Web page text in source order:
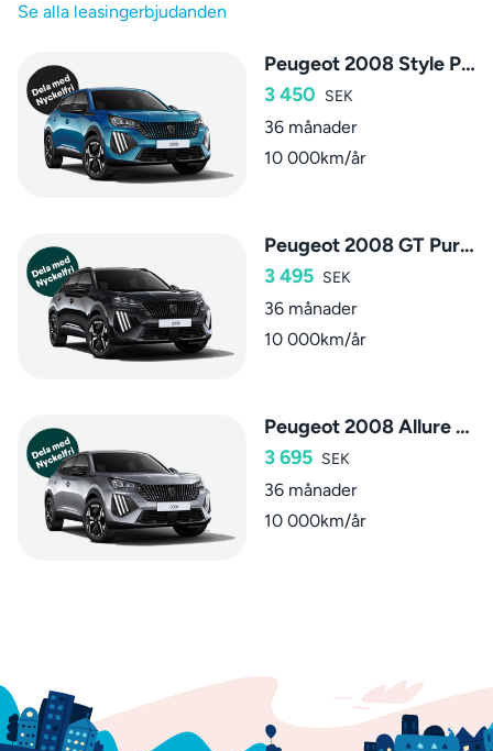
Se alla leasingerbjudanden
Peugeot 2008 Style PureTech
3 450 SEK
36 månader
10 000km/år
Peugeot 2008 GT PureTech
3 495 SEK
36 månader
10 000km/år
Peugeot 2008 Allure Hybrid
3 695 SEK
36 månader
10 000km/år